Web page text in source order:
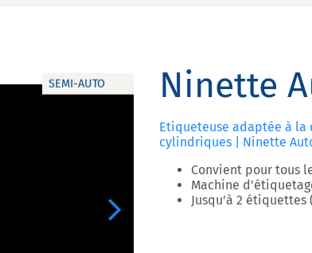
SEMI-AUTO
Next
Ninette
Etiqueteuse adaptée à la
cylindriques | Ninette
Convient pour tous
Machine
Jusqu'à 2